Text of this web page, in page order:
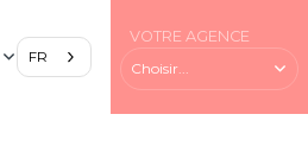
FR
VOTRE AGENCE
Choisir...